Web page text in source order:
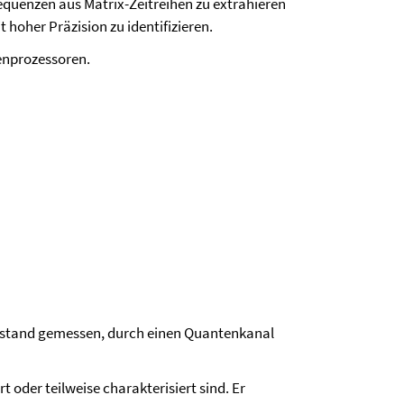
Präzision zu identifizieren.
gemessen, durch einen Quantenkanal
oder teilweise charakterisiert sind. Er